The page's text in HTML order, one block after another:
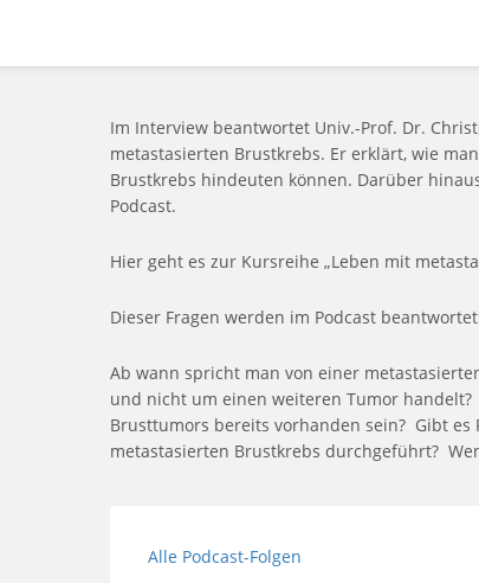
Im Interview beantwortet Univ.-Prof. Dr.
metastasierten Brustkrebs. Er erklärt, wie
Brustkrebs hindeuten können. Darüber
Podcast.
Hier geht es zur Kursreihe „Leben mit
Dieser Fragen werden im Podcast
Ab wann spricht man von einer
und nicht um einen weiteren Tumor
Brusttumors bereits vorhanden sein? Gibt
metastasierten Brustkrebs durchgeführt?
Alle Podcast-Folgen